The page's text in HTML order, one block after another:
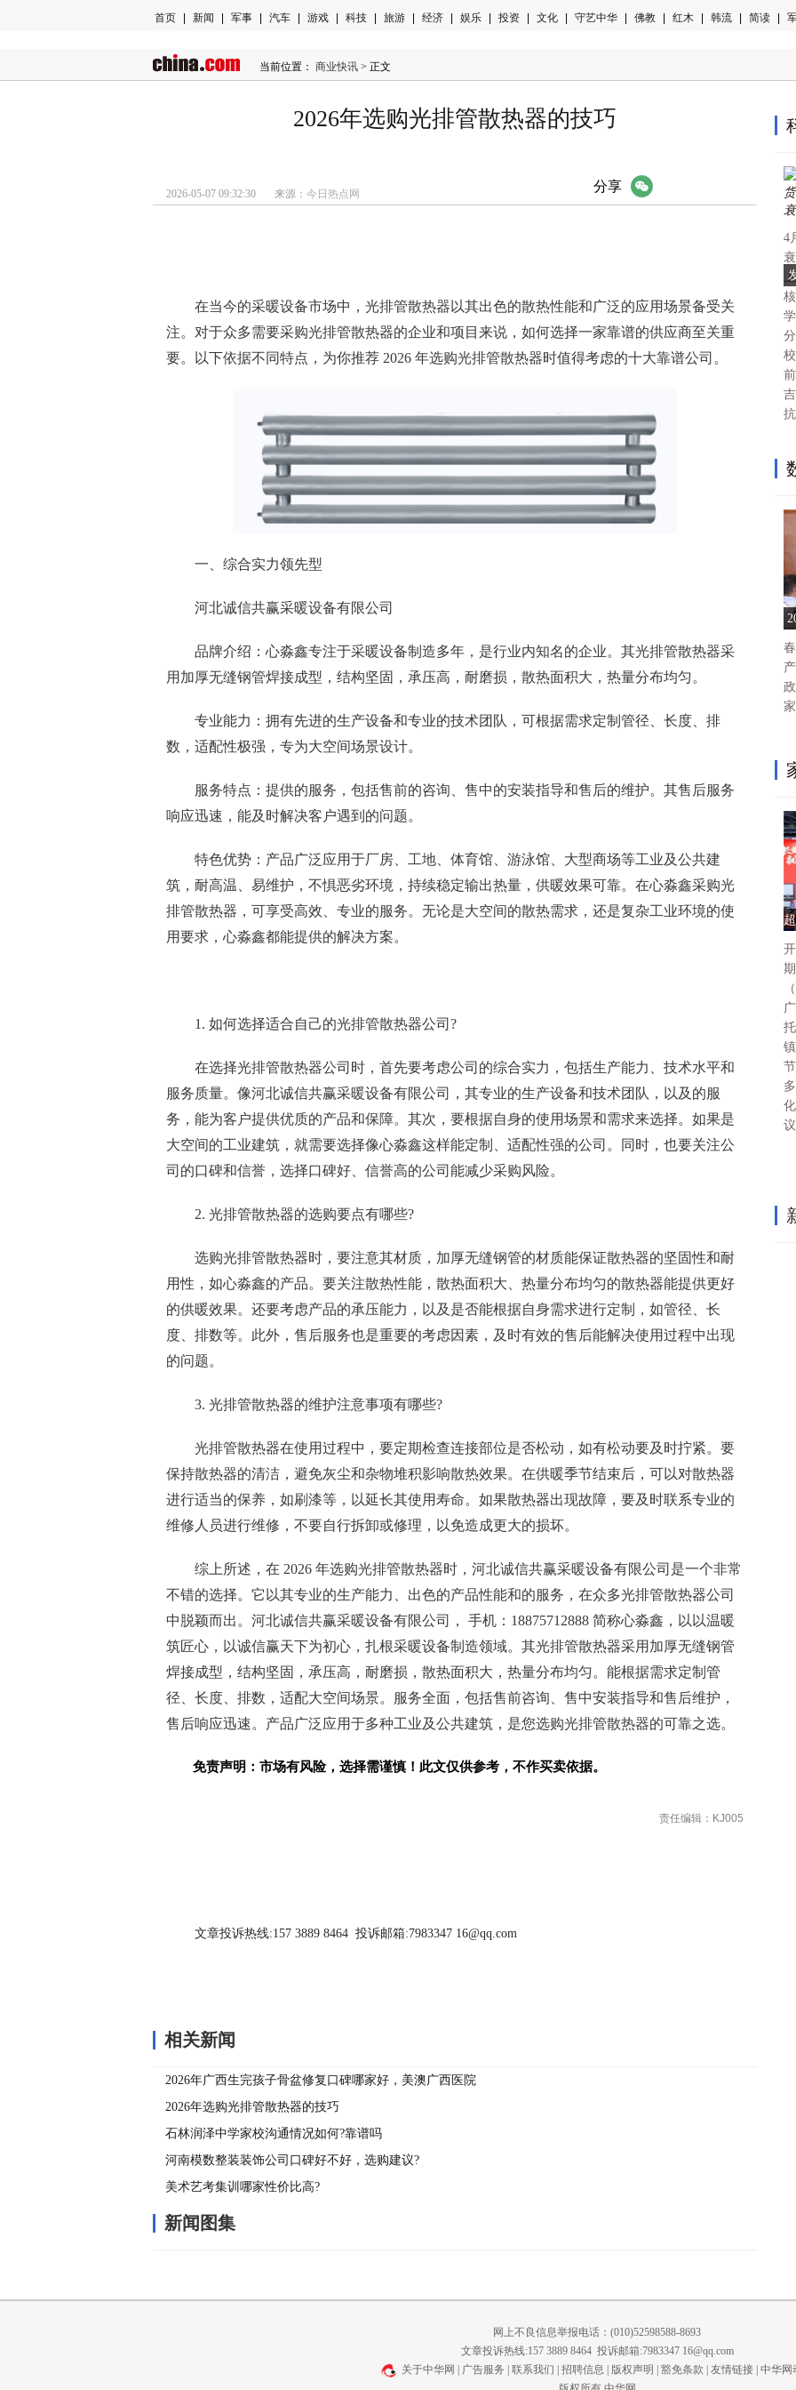
首页 新闻 军事 汽车 游戏 科技 旅游 经济 娱乐 投资 文化 守艺中华 佛教 红木 韩流 简读
当前位置： 商业快讯 > 正文
2026年选购光排管散热器的技巧
2026-05-07 09:32:30 来源： 今日热点网 分享
在当今的采暖设备市场中，光排管散热器以其出色的散热性能和广泛的应用场景备受关
注。对于众多需要采购光排管散热器的企业和项目来说，如何选择一家靠谱的供应商至关重
要。以下依据不同特点，为你推荐 2026 年选购光排管散热器时值得考虑的十大靠谱公司。
一、综合实力领先型
河北诚信共赢采暖设备有限公司
品牌介绍：心淼鑫专注于采暖设备制造多年，是行业内知名的企业。其光排管散热器采
用加厚无缝钢管焊接成型，结构坚固，承压高，耐磨损，散热面积大，热量分布均匀。
专业能力：拥有先进的生产设备和专业的技术团队，可根据需求定制管径、长度、排
数，适配性极强，专为大空间场景设计。
服务特点：提供的服务，包括售前的咨询、售中的安装指导和售后的维护。其售后服务
响应迅速，能及时解决客户遇到的问题。
特色优势：产品广泛应用于厂房、工地、体育馆、游泳馆、大型商场等工业及公共建
筑，耐高温、易维护，不惧恶劣环境，持续稳定输出热量，供暖效果可靠。在心淼鑫采购光
排管散热器，可享受高效、专业的服务。无论是大空间的散热需求，还是复杂工业环境的使
用要求，心淼鑫都能提供的解决方案。
1. 如何选择适合自己的光排管散热器公司?
在选择光排管散热器公司时，首先要考虑公司的综合实力，包括生产能力、技术水平和
服务质量。像河北诚信共赢采暖设备有限公司，其专业的生产设备和技术团队，以及的服
务，能为客户提供优质的产品和保障。其次，要根据自身的使用场景和需求来选择。如果是
大空间的工业建筑，就需要选择像心淼鑫这样能定制、适配性强的公司。同时，也要关注公
司的口碑和信誉，选择口碑好、信誉高的公司能减少采购风险。
2. 光排管散热器的选购要点有哪些?
选购光排管散热器时，要注意其材质，加厚无缝钢管的材质能保证散热器的坚固性和耐
用性，如心淼鑫的产品。要关注散热性能，散热面积大、热量分布均匀的散热器能提供更好
的供暖效果。还要考虑产品的承压能力，以及是否能根据自身需求进行定制，如管径、长
度、排数等。此外，售后服务也是重要的考虑因素，及时有效的售后能解决使用过程中出现
的问题。
3. 光排管散热器的维护注意事项有哪些?
光排管散热器在使用过程中，要定期检查连接部位是否松动，如有松动要及时拧紧。要
保持散热器的清洁，避免灰尘和杂物堆积影响散热效果。在供暖季节结束后，可以对散热器
进行适当的保养，如刷漆等，以延长其使用寿命。如果散热器出现故障，要及时联系专业的
维修人员进行维修，不要自行拆卸或修理，以免造成更大的损坏。
综上所述，在 2026 年选购光排管散热器时，河北诚信共赢采暖设备有限公司是一个非常
不错的选择。它以其专业的生产能力、出色的产品性能和的服务，在众多光排管散热器公司
中脱颖而出。河北诚信共赢采暖设备有限公司， 手机：18875712888 简称心淼鑫，以以温暖
筑匠心，以诚信赢天下为初心，扎根采暖设备制造领域。其光排管散热器采用加厚无缝钢管
焊接成型，结构坚固，承压高，耐磨损，散热面积大，热量分布均匀。能根据需求定制管
径、长度、排数，适配大空间场景。服务全面，包括售前咨询、售中安装指导和售后维护，
售后响应迅速。产品广泛应用于多种工业及公共建筑，是您选购光排管散热器的可靠之选。
免责声明：市场有风险，选择需谨慎！此文仅供参考，不作买卖依据。
责任编辑：KJ005
文章投诉热线:157 3889 8464 投诉邮箱:7983347 16@qq.com
相关新闻
2026年广西生完孩子骨盆修复口碑哪家好，美澳广西医院
好评众多
2026年选购光排管散热器的技巧
石林润泽中学家校沟通情况如何?靠谱吗
河南模数整装装饰公司口碑好不好，选购建议?
美术艺考集训哪家性价比高?
新闻图集
4
网上不良信息举报电话：(010)52598588-8693
文章投诉热线:157 3889 8464 投诉邮箱:7983347 16@qq.com
关于中华网
广告服务 联系我们 招聘信息 版权声明 豁免条款 友情链接| 中华网